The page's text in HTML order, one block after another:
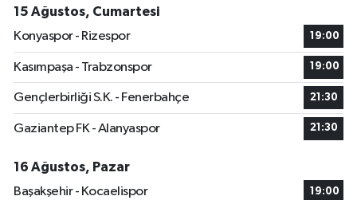
15 Ağustos, Cumartesi
Konyaspor - Rizespor
19:00
Kasımpaşa - Trabzonspor 19:00
Gençlerbirliği S.K. - Fenerbahçe 21:30
Gaziantep FK - Alanyaspor 21:30
16 Ağustos, Pazar
Başakşehir - Kocaelispor
19:00